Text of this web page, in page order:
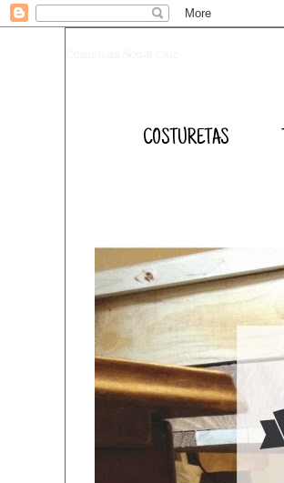
COSTURETAS